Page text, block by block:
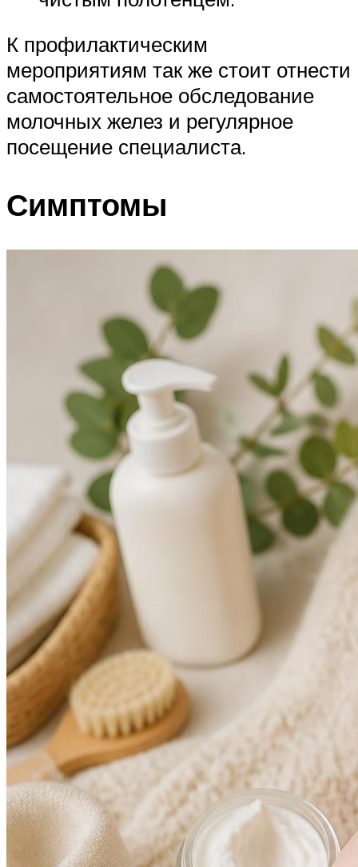
К профилактическим
мероприятиям так же стоит отнести
самостоятельное обследование
молочных желез и регулярное
посещение специалиста.
Симптомы